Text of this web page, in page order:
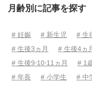
月齢別に記事を探す
# 妊娠 # 新生児 # 生
# 生後3ヵ月
# 生後4ヵ
# 生後9⋅10⋅11ヵ月
# 1
# 年長
# 小学生 # 中